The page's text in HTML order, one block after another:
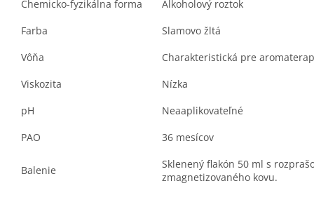
Chemicko-fyzikálna forma
Alkoholový roztok
Farba
Slamovo žltá
Vôňa
Charakteristická pre
Viskozita
Nízka
pH
Neaaplikovateľné
PAO
36 mesícov
Balenie
Sklenený flakón 50 ml s
zmagnetizovaného kovu.